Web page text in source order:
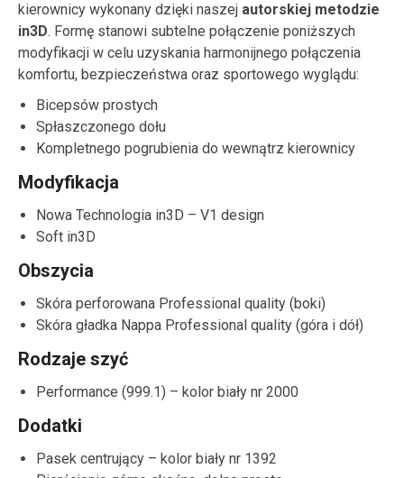
kierownicy wykonany dzięki naszej autorskiej metodzie
in3D. Formę stanowi subtelne połączenie poniższych
modyfikacji w celu uzyskania harmonijnego połączenia
komfortu, bezpieczeństwa oraz sportowego wyglądu:
Bicepsów prostych
Spłaszczonego dołu
Kompletnego pogrubienia do wewnątrz kierownicy
Modyfikacja
Nowa Technologia in3D – V1 design
Soft in3D
Obszycia
Skóra perforowana Professional quality (boki)
Skóra gładka Nappa Professional quality (góra i dół)
Rodzaje szyć
Performance (999.1) – kolor biały nr 2000
Dodatki
Pasek centrujący – kolor biały nr 1392